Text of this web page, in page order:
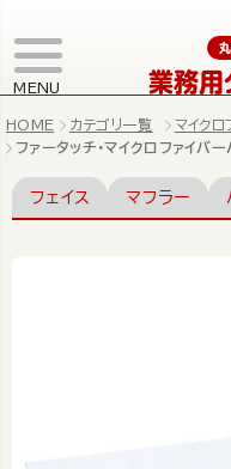
MENU 業務用
HOME カテゴリ一覧
マイクロ
ファータッチ・マイクロファイバ
フェイス マフラー